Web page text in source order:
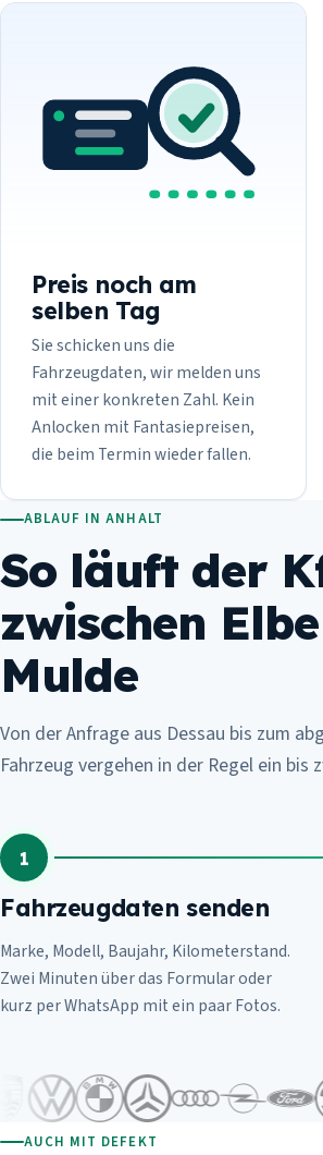
Preis noch am
selben Tag
Sie schicken uns die
Fahrzeugdaten, wir melden uns
mit einer konkreten Zahl. Kein
Anlocken mit Fantasiepreisen,
die beim Termin wieder fallen.
ABLAUF IN ANHALT
So läuft der
zwischen
Mulde
Von der Anfrage aus Dessau bis zum
Fahrzeug vergehen in der Regel ein bis
1
Fahrzeugdaten senden
Marke, Modell, Baujahr, Kilometerstand.
Zwei Minuten über das Formular oder
kurz per WhatsApp mit ein paar Fotos.
AUCH MIT DEFEKT